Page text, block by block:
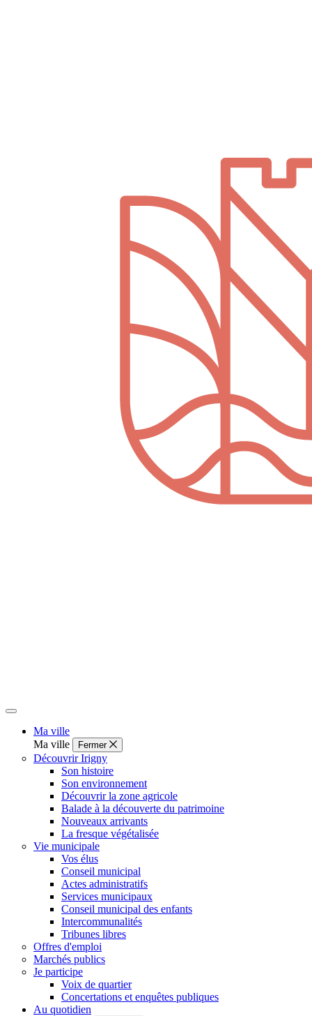
Ma ville
Ma ville
Fermer
Découvrir Irigny
Son histoire
Son environnement
Découvrir la zone agricole
Balade à la découverte du patrimoine
Nouveaux arrivants
La fresque végétalisée
Vie municipale
Vos élus
Conseil municipal
Actes administratifs
Services municipaux
Conseil municipal des enfants
Intercommunalités
Tribunes libres
Offres d'emploi
Marchés publics
Je participe
Voix de quartier
Concertations et enquêtes publiques
Au quotidien